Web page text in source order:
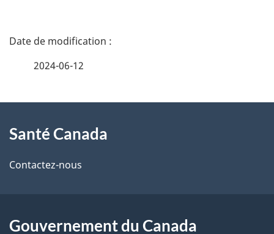
D
i
l
d
2024-06-12
propos
de
site
Santé Canada
Contactez-nous
Gouvernement du Canada